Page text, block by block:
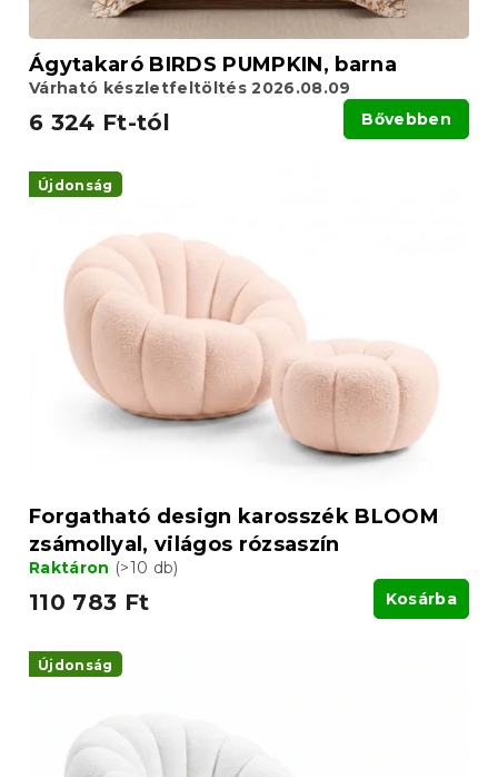
Ágytakaró BIRDS PUMPKIN, barna
Várható készletfeltöltés 2026.08.09
6 324 Ft-tól Bővebben
Újdonság
Forgatható design karosszék BLOOM
zsámollyal, világos rózsaszín
Raktáron (>10 db)
110 783 Ft Kosárba
Újdonság